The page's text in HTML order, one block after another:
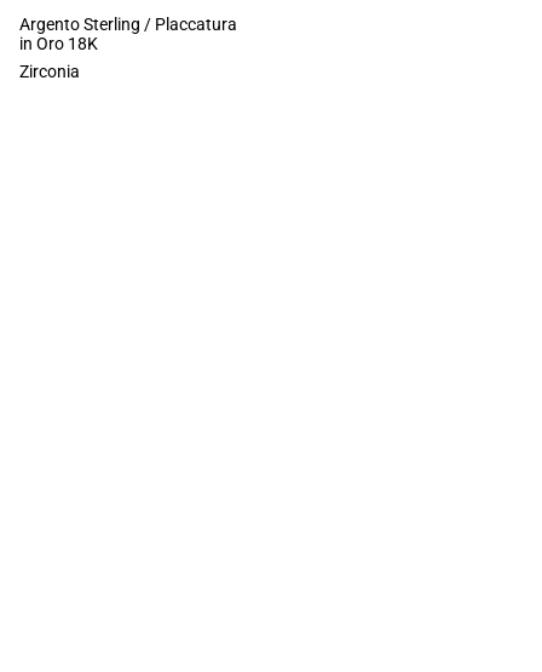
Argento Sterling / Placcatura
in Oro 18K
Zirconia